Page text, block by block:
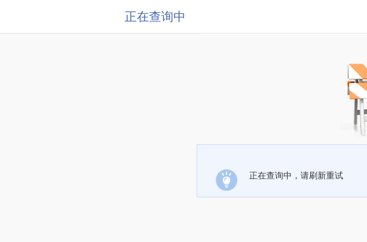
正在查询中
正在查询中，请刷新重试